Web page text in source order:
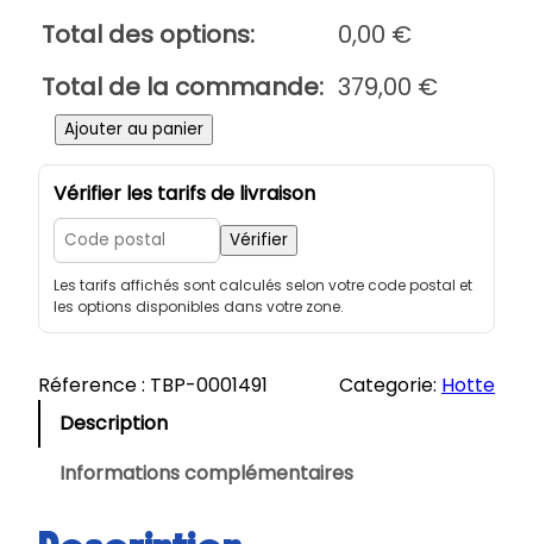
Total des options:
0,00 €
Total de la commande: 379,00 €
é
e
E
E
Ajouter au panier
Vérifier les tarifs de livraison
Vérifier
Les tarifs affichés sont calculés selon votre code postal et
les options disponibles dans votre zone.
Réference : TBP-0001491 Categorie: Hotte
Description
Informations complémentaires